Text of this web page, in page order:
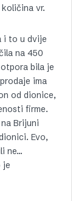
vr.
i to u dvije
na 450
bila je
ima
od dionice,
firme.
Brijuni
Evo,
ne…
je